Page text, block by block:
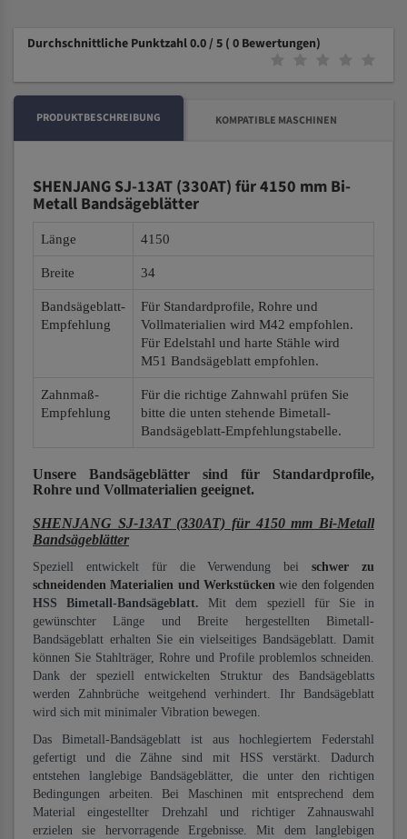
Durchschnittliche Punktzahl 0.0 / 5 ( 0 Bewertungen)
PRODUKTBESCHREIBUNG KOMPATIBLE MASCHINEN
SHENJANG SJ-13AT (330AT) für 4150 mm Bi-
Metall Bandsägeblätter
Länge 4150
Breite 34
Bandsägeblatt-
Empfehlung
Für Standardprofile, Rohre und
Vollmaterialien wird M42 empfohlen.
Für Edelstahl und harte Stähle wird
M51 Bandsägeblatt empfohlen.
Zahnmaß-
Empfehlung
Für die richtige Zahnwahl prüfen Sie
bitte die unten stehende Bimetall-
Bandsägeblatt-Empfehlungstabelle.
Unsere Bandsägeblätter sind für Standardprofile,
Rohre und Vollmaterialien geeignet.
SHENJANG SJ-13AT (330AT) für 4150 mm Bi-Metall
Bandsägeblätter
Speziell entwickelt für die Verwendung beischwer zu
schneidenden Materialien und Werkstücken wie den folgenden
HSS Bimetall-Bandsägeblatt. Mit dem speziell für Sie in
gewünschter Länge und Breite hergestellten Bimetall-
Bandsägeblatt erhalten Sie ein vielseitiges Bandsägeblatt. Damit
können Sie Stahlträger, Rohre und Profile problemlos schneiden.
Dank der speziell entwickelten Struktur des Bandsägeblatts
werden Zahnbrüche weitgehend verhindert. Ihr Bandsägeblatt
wird sich mit minimaler Vibration bewegen.
Das Bimetall-Bandsägeblatt ist aus hochlegiertem Federstahl
gefertigt und die Zähne sind mit HSS verstärkt. Dadurch
entstehen langlebige Bandsägeblätter, die unter den richtigen
Bedingungen arbeiten. Bei Maschinen mit entsprechend dem
Material eingestellter Drehzahl und richtiger Zahnauswahl
erzielen sie hervorragende Ergebnisse. Mit dem langlebigen